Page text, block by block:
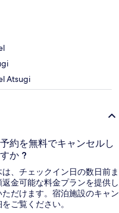
Atsugi
約を無料でキャンセルし
か ?
、チェックイン日の数日前ま
金可能な料金プランを提供し
だけます。宿泊施設のキャン
ご覧ください。